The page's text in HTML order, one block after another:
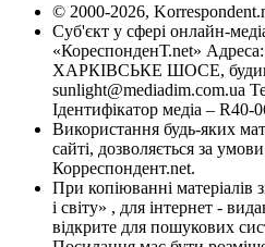
© 2000-2026,
Суб'єкт у сфері онлайн-
«КореспонденТ.net»
ХАРКІВСЬКЕ ШОСЕ,
sunlight@mediadim.com.ua
Ідентифікатор медіа – R40-
Використання будь-яких
сайті, дозволяється за
Корреспондент.net.
При копіюванні матеріалів
і світу» , для інтернет -
відкрите для пошукових